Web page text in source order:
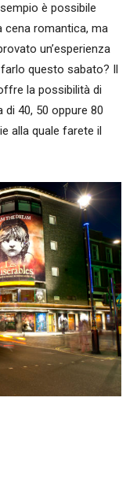
è possibile
cena romantica, ma
un’esperienza
questo sabato? Il
la possibilità di
di 40, 50 oppure 80
alla quale farete il